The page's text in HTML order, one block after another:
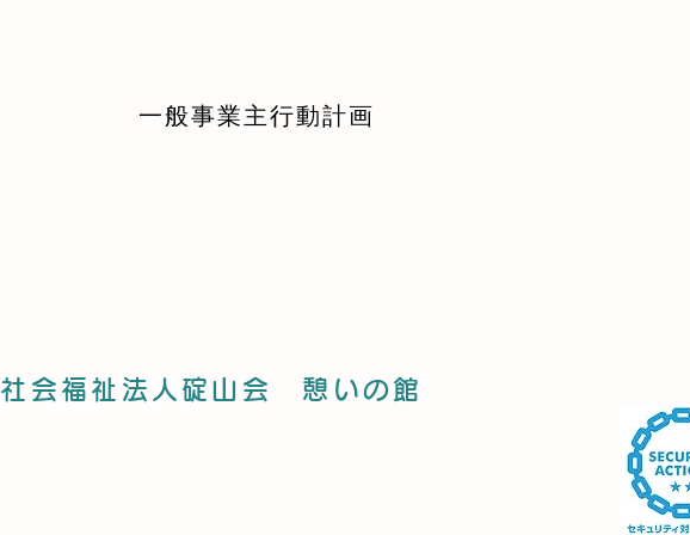
一般事業主行動計画
社会福祉法人碇山会 憩いの館